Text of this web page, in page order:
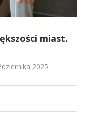
miast.
2025